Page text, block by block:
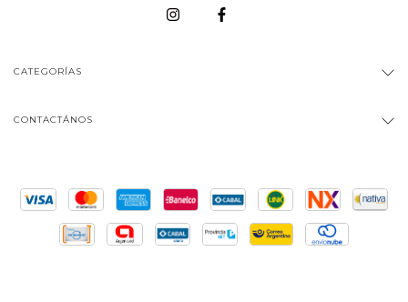
CATEGORÍAS
CONTACTÁNOS